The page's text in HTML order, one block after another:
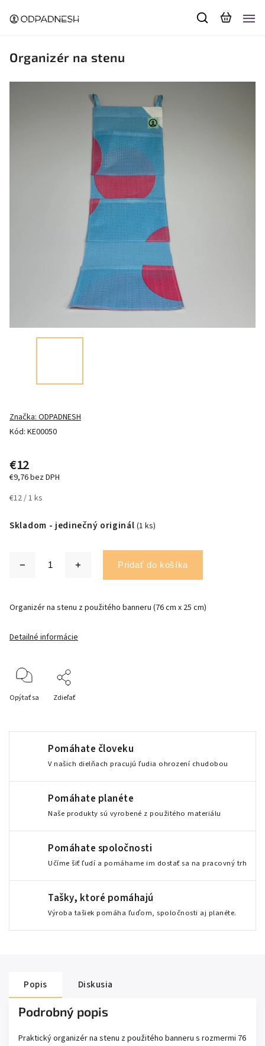
Organizér na stenu
Kód: KE00050
Značka:ODPADNESH
€12
€9,76 bez DPH
€12 / 1 ks
Skladom - jedinečný originál (1 ks)
Pridať do košíka
Organizér na stenu z použitého banneru (76 cm x 25 cm)
Detailné informácie
Opýtať sa Zdieľať
Pomáhate človeku
V našich dielňach pracujú ľudia ohrození chudobou
Pomáhate planéte
Naše produkty sú vyrobené z použitého materiálu
Pomáhate spoločnosti
Učíme šiť ľudí a pomáhame im dostať sa na pracovný trh
Tašky, ktoré pomáhajú
Výroba tašiek pomáha ľuďom, spoločnosti aj planéte.
Popis Diskusia
Podrobný popis
Praktický organizér na stenu z použitého banneru s rozmermi 76